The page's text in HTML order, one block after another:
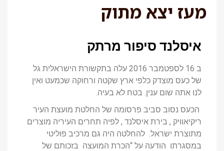
מעז יצא מתוק
איסלנד סיפור מרתק
ב 16 לספטמבר 2016 עלה בתקשורת הישראלית גל
של כעס מוצדק כלפי ארץ שקטה ורחוקה שכמעט ואין
לנו אתה שום ענין. בטח לא בעיה.
הכעס נסוב סביב פרסומה של החלטת מועצת העיר
ריקיאוויק , בירת איסלנד , לפיה תחרים העיריה מוצרים
מתוצרת ישראל. להחלטה היה גם מרכיב פוליטי
במסגרתו הודעה על “הכרת המועצה בזכותם של